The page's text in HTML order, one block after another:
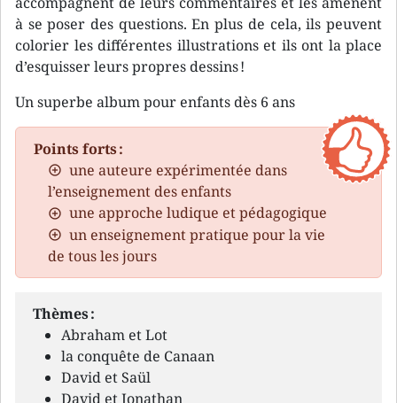
à se poser des questions. En plus de cela, ils peuvent
colorier les différentes illustrations et ils ont la place
d’esquisser leurs propres dessins !
Un superbe album pour enfants dès 6 ans
Points forts :
une auteure expérimentée dans
l’enseignement des enfants
une approche ludique et pédagogique
un enseignement pratique pour la vie
de tous les jours
Thèmes :
Abraham et Lot
la conquête de Canaan
David et Saül
David et Jonathan